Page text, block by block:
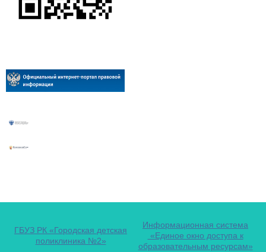
ГБУЗ РК «Городская детская
поликлиника №2»
Информационная система
«Единое окно доступа к
образовательным ресурсам»